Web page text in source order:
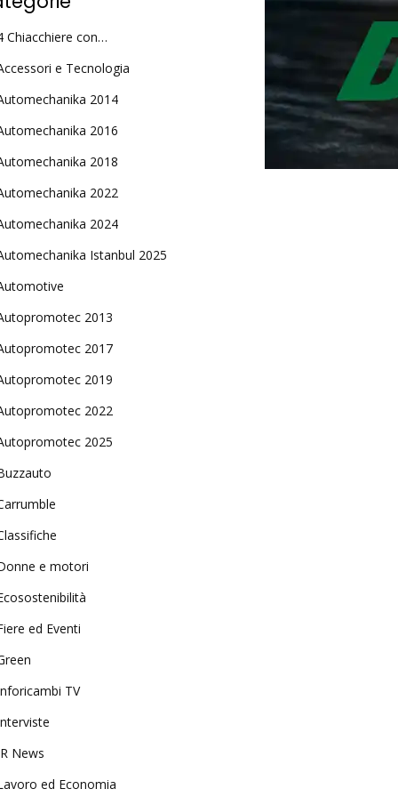
Chiacchiere con…
e Tecnologia
2014
2016
2018
2022
2024
Istanbul 2025
2013
2017
2019
2022
2025
e motori
ed Eventi
TV
News
ed Economia